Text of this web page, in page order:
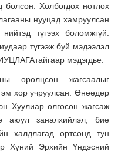
болсон. Холбогдох нотлох
нууцад хамруулсан
түгээх боломжгүй.
түгээж буй мэдээлэл
мэдэгдье.
оролцсон жагсаалыг
хор учруулсан. Өнөөдөр
Хуулиар олгосон жагсаж
аюул заналхийлэл, бие
халдлагад өртсөнд тун
Хүний Эрхийн Үндэсний